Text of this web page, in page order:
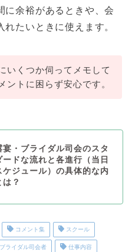
に余裕があるときや、会
たいときに使えます。
いくつか伺ってメモして
ントに困らず安心です。
宴・ブライダル司会のスタ
ードな流れと各進行（当日
ケジュール）の具体的な内
は？
コメント集 スクール
ブライダル司会者 仕事内容